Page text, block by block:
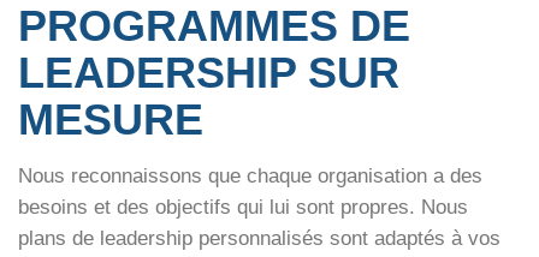
PROGRAMMES DE
LEADERSHIP SUR
MESURE
Nous reconnaissons que chaque organisation a des
besoins et des objectifs qui lui sont propres. Nous
plans de leadership personnalisés sont adaptés à vos